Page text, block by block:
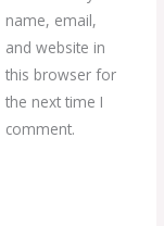
name, email,
and website in
this browser for
the next time I
comment.